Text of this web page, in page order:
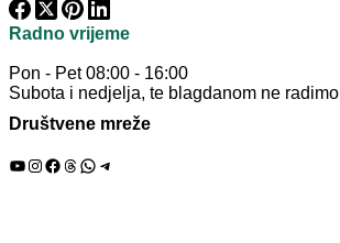
Radno vrijeme
Pon - Pet 08:00 - 16:00
Subota i nedjelja, te blagdanom ne radimo
Društvene mreže
YouTube
Instagram
Facebook
Threads
WhatsApp
Telegram